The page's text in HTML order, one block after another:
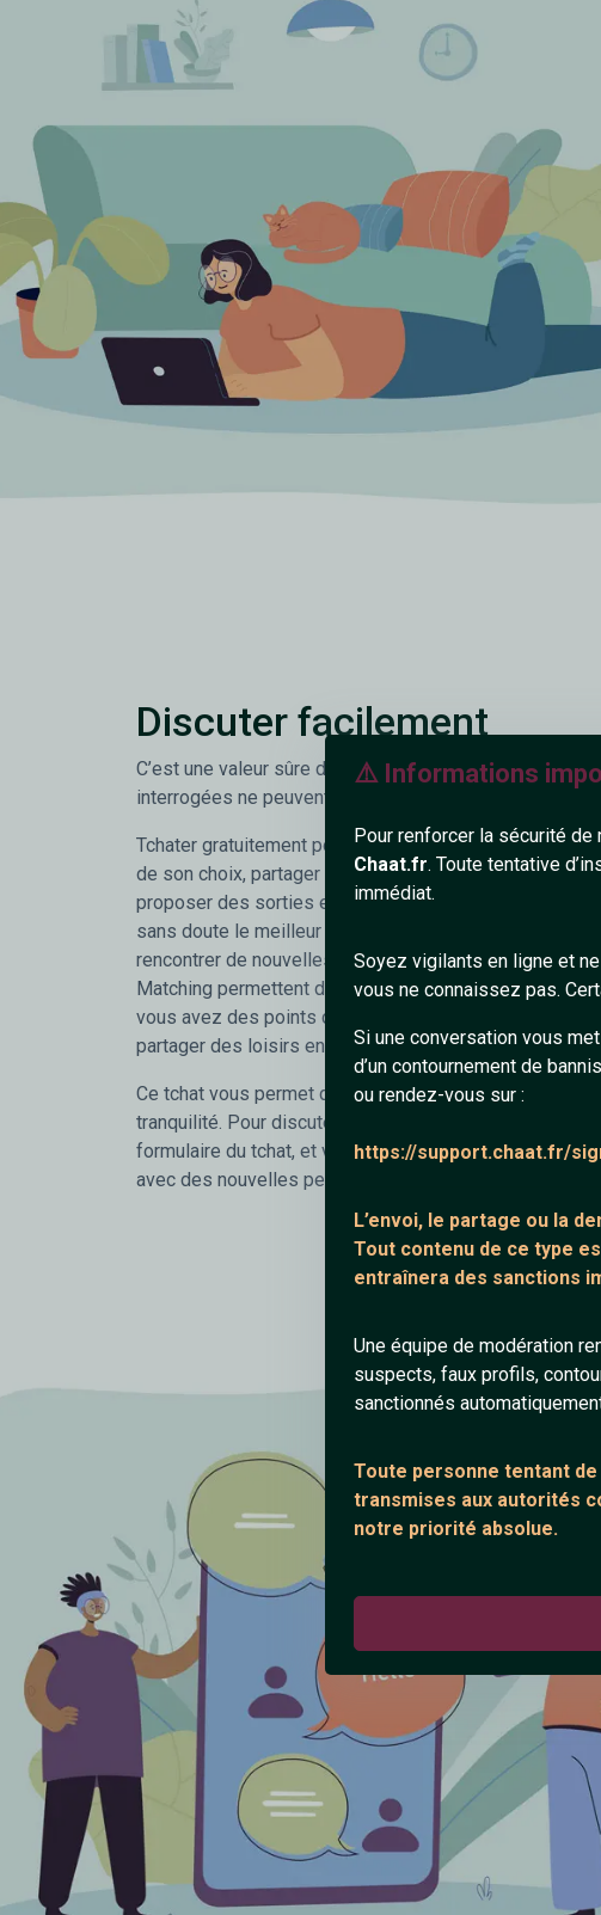
⚠️ Informations
Pour renforcer la sécurité
Chaat.fr. Toute tentative
immédiat.
Soyez vigilants en ligne et
vous ne connaissez pas.
Si une conversation vous
d’un contournement de
ou rendez-vous sur :
https://support.chaat.fr/
L’envoi, le partage ou la
Tout contenu de ce type
entraînera des sanctions
Une équipe de modération
suspects, faux profils,
sanctionnés
Toute personne tentant
transmises aux autorités
notre priorité absolue.
Discuter facilement
C’est une valeur sûre dont à peu près 100% des
interrogées ne peuvent se passer.
Tchater gratuitement pour faire connaissance avec les
de son choix, partager des photos, vidéos, musiques et
proposer des sorties et y participer... le tout,
sans doute le meilleur moyen d'agrandir son cercle
rencontrer de nouvelles personnes sympathiques. Des
Matching permettent de trouver facilement les
vous avez des points communs et ainsi vous
partager des loisirs ensemble. De quoi faciliter les
Ce tchat vous permet donc de papoter discrètement et
tranquilité. Pour discuter c'est rapide et simple il suffit
formulaire du tchat, et viens vite nous rejoindre afin de
avec des nouvelles personnes.